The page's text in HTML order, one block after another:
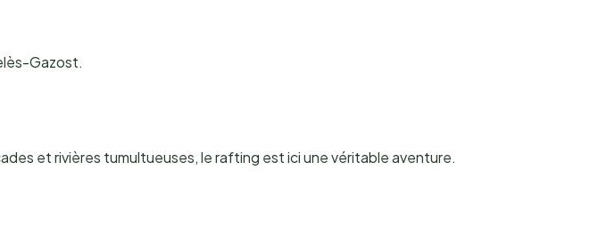
Gazost.
et rivières tumultueuses, le rafting est ici une véritable aventure.